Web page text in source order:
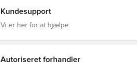
Kundesupport
Vi er her for at hjælpe
Autoriseret forhandler